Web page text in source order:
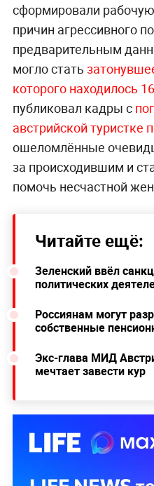
сформировали
причин агрессивного
предварительным
могло стать
которого находилось
публиковал кадры с
австрийской
ошеломлённые
за происходившим и
помочь несчастной
Читайте ещё:
Зеленский ввёл
политических
Россиянам могут
собственные
Экс-глава МИД
мечтает завести кур